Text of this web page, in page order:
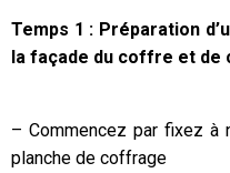
Temps 1 : Préparation
la façade du coffre et de
– Commencez par fixez à
planche de coffrage